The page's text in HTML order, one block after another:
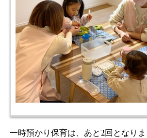
一時預かり保育は、あと2回となりま